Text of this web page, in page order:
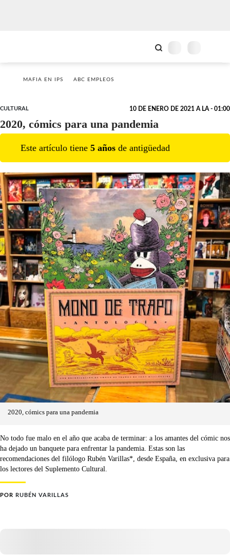
MAFIA EN IPS ABC EMPLEOS
CULTURAL 10 DE ENERO DE 2021 A LA - 01:00
2020, cómics para una pandemia
Este artículo tiene 5 años de antigüedad
2020, cómics para una pandemia
No todo fue malo en el año que acaba de terminar: a los amantes del cómic nos
ha dejado un banquete para enfrentar la pandemia. Estas son las
recomendaciones del filólogo Rubén Varillas*, desde España, en exclusiva para
los lectores del Suplemento Cultural.
POR RUBÉN VARILLAS